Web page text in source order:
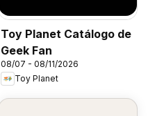
Toy Planet Catálogo de
Geek Fan
08/07 - 08/11/2026
Toy Planet